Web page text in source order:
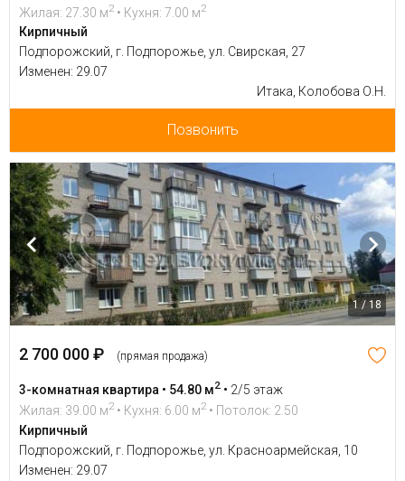
Жилая: 27.30 м2 • Кухня: 7.00 м2
Кирпичный
Подпорожский, г. Подпорожье, ул. Свирская, 27
Изменен: 29.07
Итака, Колобова О.Н.
Позвонить
1 / 18
2 700 000 ₽ (прямая продажа)
3-комнатная квартира • 54.80 м2 • 2/5 этаж
Жилая: 39.00 м2 • Кухня: 6.00 м2 • Потолок: 2.50
Кирпичный
Подпорожский, г. Подпорожье, ул. Красноармейская, 10
Изменен: 29.07